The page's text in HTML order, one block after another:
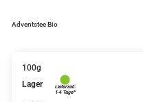
Grüntee aus Ceylon, Darjeeling,
Teemischungen
Verschiedene Anbaugebiete
Adventstee Bio
100g
Lager